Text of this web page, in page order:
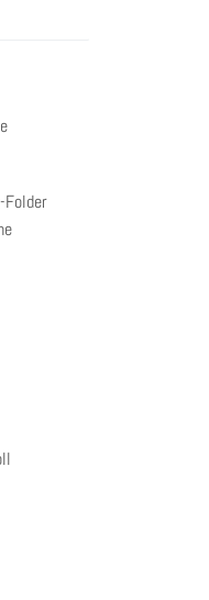
Folder